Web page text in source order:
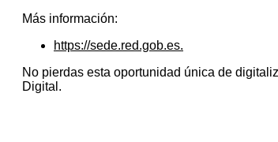
Más información:
https://sede.red.gob.es.
No pierdas esta oportunidad única de
Digital.